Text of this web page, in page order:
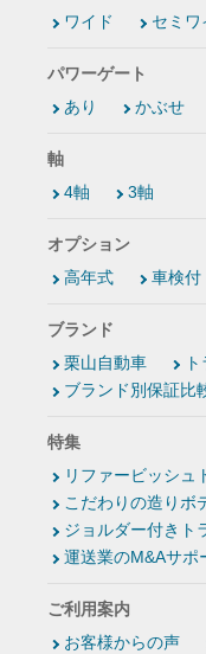
ワイド
セミワ
パワーゲート
あり
かぶせ
軸
4軸
3軸
オプション
高年式
車検付
ブランド
栗山自動車
ブランド別保証比
特集
リファービッシュ
こだわりの造りボ
ジョルダー付きト
運送業のM&Aサポ
ご利用案内
お客様からの声